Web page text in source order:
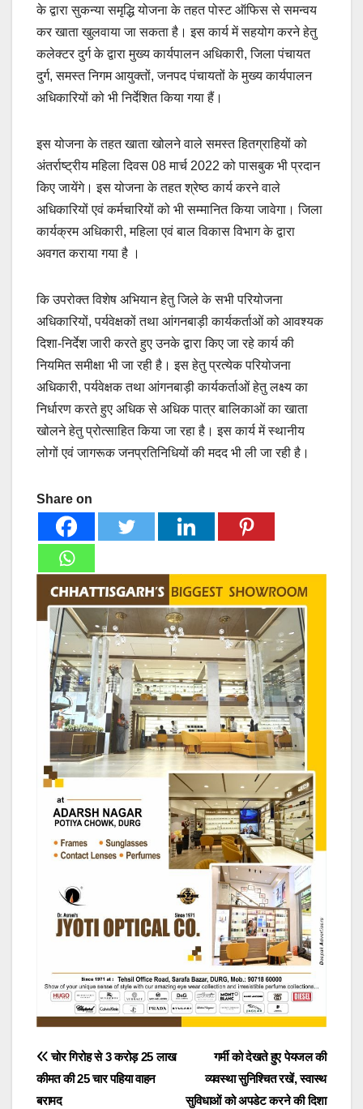
के द्वारा सुकन्या समृद्धि योजना के तहत पोस्ट ऑफिस से समन्वय
कर खाता खुलवाया जा सकता है। इस कार्य में सहयोग करने हेतु
कलेक्टर दुर्ग के द्वारा मुख्य कार्यपालन अधिकारी, जिला पंचायत
दुर्ग, समस्त निगम आयुक्तों, जनपद पंचायतों के मुख्य कार्यपालन
अधिकारियों को भी निर्देशित किया गया हैं।
इस योजना के तहत खाता खोलने वाले समस्त हितग्राहियों को
अंतर्राष्ट्रीय महिला दिवस 08 मार्च 2022 को पासबुक भी प्रदान
किए जायेंगे। इस योजना के तहत श्रेष्ठ कार्य करने वाले
अधिकारियों एवं कर्मचारियों को भी सम्मानित किया जावेगा। जिला
कार्यक्रम अधिकारी, महिला एवं बाल विकास विभाग के द्वारा
अवगत कराया गया है ।
कि उपरोक्त विशेष अभियान हेतु जिले के सभी परियोजना
अधिकारियों, पर्यवेक्षकों तथा आंगनबाड़ी कार्यकर्ताओं को आवश्यक
दिशा-निर्देश जारी करते हुए उनके द्वारा किए जा रहे कार्य की
नियमित समीक्षा भी जा रही है। इस हेतु प्रत्येक परियोजना
अधिकारी, पर्यवेक्षक तथा आंगनबाड़ी कार्यकर्ताओं हेतु लक्ष्य का
निर्धारण करते हुए अधिक से अधिक पात्र बालिकाओं का खाता
खोलने हेतु प्रोत्साहित किया जा रहा है। इस कार्य में स्थानीय
लोगों एवं जागरूक जनप्रतिनिधियों की मदद भी ली जा रही है।
Share on
Post
navigation
गर्मी को देखते हुए पेयजल की
व्यवस्था सुनिश्चित रखें, स्वास्थ
सुविधाओं को अपडेट करने की दिशा
चोर गिरोह से 3 करोड़ 25 लाख
कीमत की 25 चार पहिया वाहन
बरामद